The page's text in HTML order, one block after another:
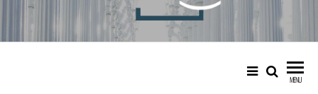
InclusiveCourts
Igualdade e diferença cultural na
prática judicial portuguesa
MENU